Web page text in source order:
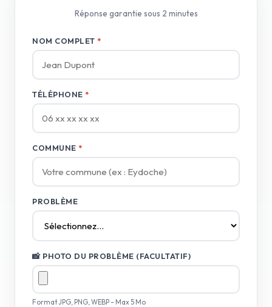
Réponse garantie sous 2 minutes
NOM COMPLET *
TÉLÉPHONE *
COMMUNE *
PROBLÈME
📸 PHOTO DU PROBLÈME (FACULTATIF)
Format JPG, PNG, WEBP - Max 5 Mo